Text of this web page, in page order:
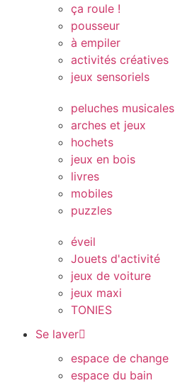
ça roule !
pousseur
à empiler
activités créatives
jeux sensoriels
peluches musicales
arches et jeux
hochets
jeux en bois
livres
mobiles
puzzles
éveil
Jouets d'activité
jeux de voiture
jeux maxi
TONIES
Se laver
espace de change
espace du bain